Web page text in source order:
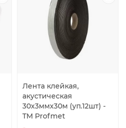
Лента клейкая,
акустическая
30x3ммx30м (уп.12шт) -
TM Profmet